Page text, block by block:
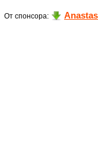
От спонсора: